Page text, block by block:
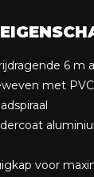
6 m
met
voor